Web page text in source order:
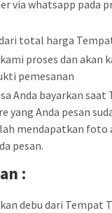
via whatsapp pada
total harga
proses dan akan
pemesanan
Anda bayarkan
yang Anda pesan
mendapatkan foto
pesan.
:
debu dari Tempat